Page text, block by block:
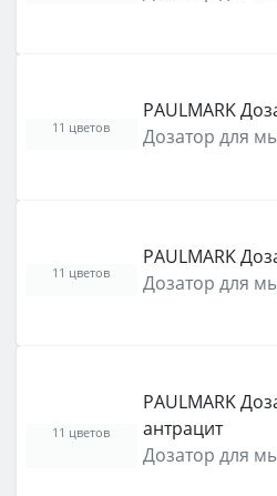
PAULMARK
Дозатор для
11 цветов
PAULMARK
Дозатор для
11 цветов
PAULMARK
антрацит
Дозатор для
11 цветов